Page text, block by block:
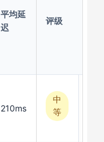
平均延
迟
评级
210ms
中
等